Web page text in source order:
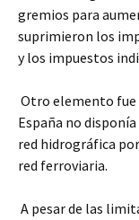
gremios para
suprimieron los
y los impuestos
Otro elemento fue
España no
red hidrográfica
red ferroviaria.
A pesar de las